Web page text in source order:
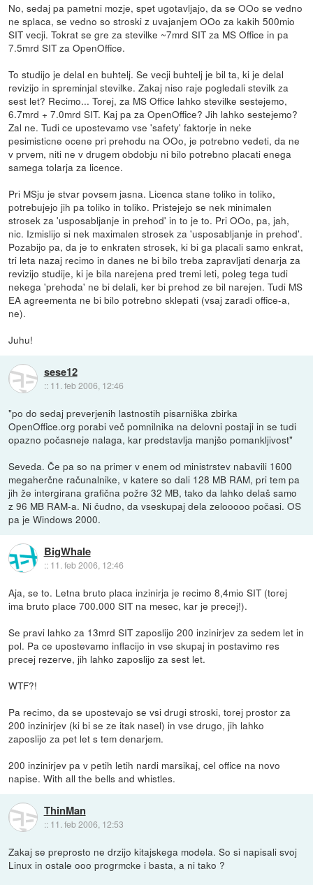
No, sedaj pa pametni mozje, spet ugotavljajo, da se OOo se vedno
ne splaca, se vedno so stroski z uvajanjem OOo za kakih 500mio
SIT vecji. Tokrat se gre za stevilke ~7mrd SIT za MS Office in pa
7.5mrd SIT za OpenOffice.
To studijo je delal en buhtelj. Se vecji buhtelj je bil ta, ki je delal
revizijo in spreminjal stevilke. Zakaj niso raje pogledali stevilk za
sest let? Recimo... Torej, za MS Office lahko stevilke sestejemo,
6.7mrd + 7.0mrd SIT. Kaj pa za OpenOffice? Jih lahko sestejemo?
Zal ne. Tudi ce upostevamo vse 'safety' faktorje in neke
pesimisticne ocene pri prehodu na OOo, je potrebno vedeti, da ne
v prvem, niti ne v drugem obdobju ni bilo potrebno placati enega
samega tolarja za licence.
Pri MSju je stvar povsem jasna. Licenca stane toliko in toliko,
potrebujejo jih pa toliko in toliko. Pristejejo se nek minimalen
strosek za 'usposabljanje in prehod' in to je to. Pri OOo, pa, jah,
nic. Izmislijo si nek maximalen strosek za 'usposabljanje in prehod'.
Pozabijo pa, da je to enkraten strosek, ki bi ga placali samo enkrat,
tri leta nazaj recimo in danes ne bi bilo treba zapravljati denarja za
revizijo studije, ki je bila narejena pred tremi leti, poleg tega tudi
nekega 'prehoda' ne bi delali, ker bi prehod ze bil narejen. Tudi MS
EA agreementa ne bi bilo potrebno sklepati (vsaj zaradi office-a,
ne).
Juhu!
sese12
:: 11. feb 2006, 12:46
"po do sedaj preverjenih lastnostih pisarniška zbirka
OpenOffice.org porabi več pomnilnika na delovni postaji in se tudi
opazno počasneje nalaga, kar predstavlja manjšo pomankljivost"
Seveda. Če pa so na primer v enem od ministrstev nabavili 1600
megaherčne računalnike, v katere so dali 128 MB RAM, pri tem pa
jih že intergirana grafična požre 32 MB, tako da lahko delaš samo
z 96 MB RAM-a. Ni čudno, da vseskupaj dela zelooooo počasi. OS
pa je Windows 2000.
BigWhale
:: 11. feb 2006, 12:46
Aja, se to. Letna bruto placa inzinirja je recimo 8,4mio SIT (torej
ima bruto place 700.000 SIT na mesec, kar je precej!).
Se pravi lahko za 13mrd SIT zaposlijo 200 inzinirjev za sedem let in
pol. Pa ce upostevamo inflacijo in vse skupaj in postavimo res
precej rezerve, jih lahko zaposlijo za sest let.
WTF?!
Pa recimo, da se upostevajo se vsi drugi stroski, torej prostor za
200 inzinirjev (ki bi se ze itak nasel) in vse drugo, jih lahko
zaposlijo za pet let s tem denarjem.
200 inzinirjev pa v petih letih nardi marsikaj, cel office na novo
napise. With all the bells and whistles.
ThinMan
:: 11. feb 2006, 12:53
Zakaj se preprosto ne drzijo kitajskega modela. So si napisali svoj
Linux in ostale ooo progrmcke i basta, a ni tako ?